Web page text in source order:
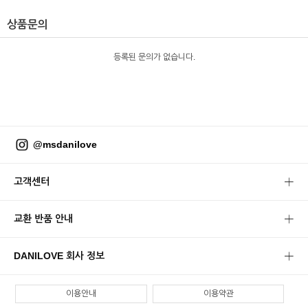
상품문의
등록된 문의가 없습니다.
@msdanilove
고객센터
교환 반품 안내
DANILOVE 회사 정보
이용안내 이용약관